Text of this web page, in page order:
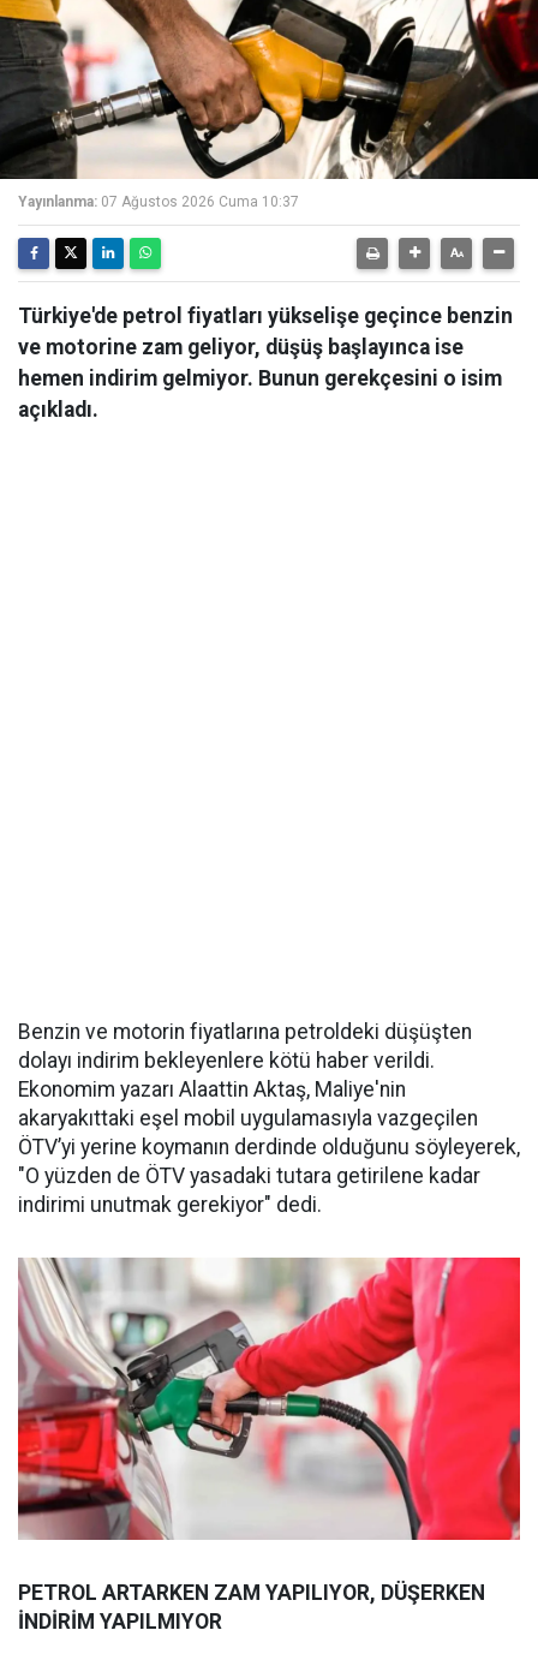
Yayınlanma: 07 Ağustos 2026 Cuma 10:37
Türkiye'de petrol fiyatları yükselişe geçince benzin
ve motorine zam geliyor, düşüş başlayınca ise
hemen indirim gelmiyor. Bunun gerekçesini o isim
açıkladı.
Benzin ve motorin fiyatlarına petroldeki düşüşten
dolayı indirim bekleyenlere kötü haber verildi.
Ekonomim yazarı Alaattin Aktaş, Maliye'nin
akaryakıttaki eşel mobil uygulamasıyla vazgeçilen
ÖTV’yi yerine koymanın derdinde olduğunu söyleyerek,
"O yüzden de ÖTV yasadaki tutara getirilene kadar
indirimi unutmak gerekiyor" dedi.
PETROL ARTARKEN ZAM YAPILIYOR, DÜŞERKEN
İNDİRİM YAPILMIYOR